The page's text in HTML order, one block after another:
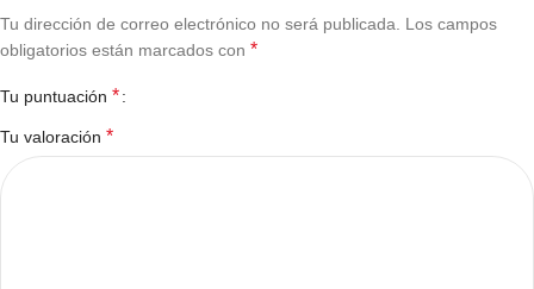
Tu dirección de correo electrónico no será publicada. Los campos
obligatorios están marcados con *
Tu puntuación *
Tu valoración *